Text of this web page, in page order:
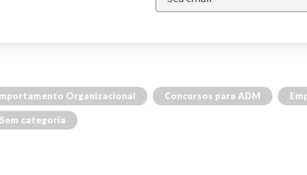
Organizacional Concursos para ADM
Sem categoria